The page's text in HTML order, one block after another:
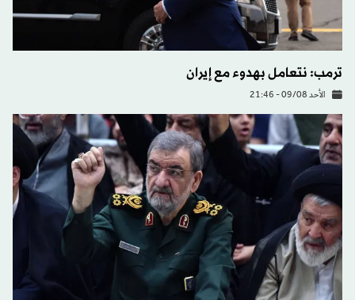
ترمب: نتعامل بهدوء مع إيران
الأحد 09/08 - 21:46